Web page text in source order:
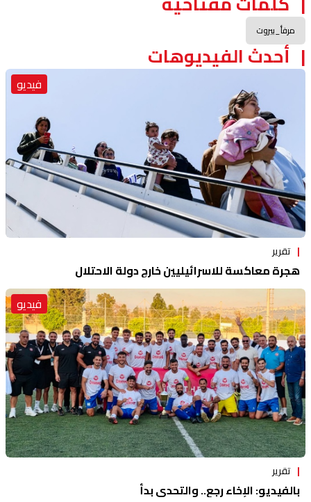
مرفأ_بيروت
أحدث الفيديوهات
فيديو
تقرير
هجرة معاكسة للاسرائيليين خارج دولة الاحتلال
فيديو
تقرير
بالفيديو: الإخاء رجع.. والتحدي بدأ